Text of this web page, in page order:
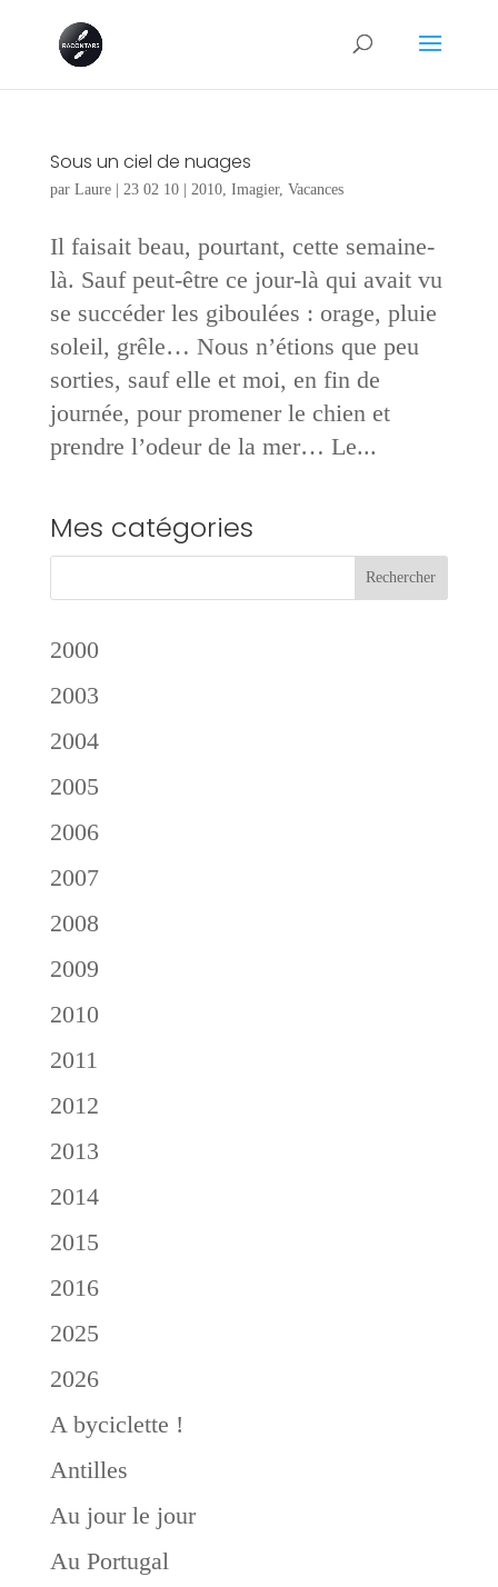
Sous un ciel de nuages
par Laure| 23 02 10| 2010, Imagier, Vacances
Il faisait beau, pourtant, cette semaine-
là. Sauf peut-être ce jour-là qui avait vu
se succéder les giboulées : orage, pluie
soleil, grêle… Nous n’étions que peu
sorties, sauf elle et moi, en fin de
journée, pour promener le chien et
prendre l’odeur de la mer… Le...
Mes catégories
2000
2003
2004
2005
2006
2007
2008
2009
2010
2011
2012
2013
2014
2015
2016
2025
2026
A byciclette !
Antilles
Au jour le jour
Au Portugal